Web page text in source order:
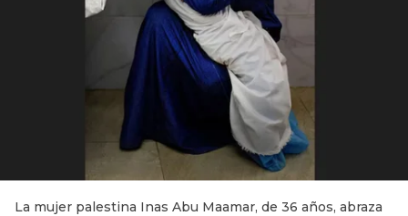
La mujer palestina Inas Abu Maamar, de 36 años, abraza